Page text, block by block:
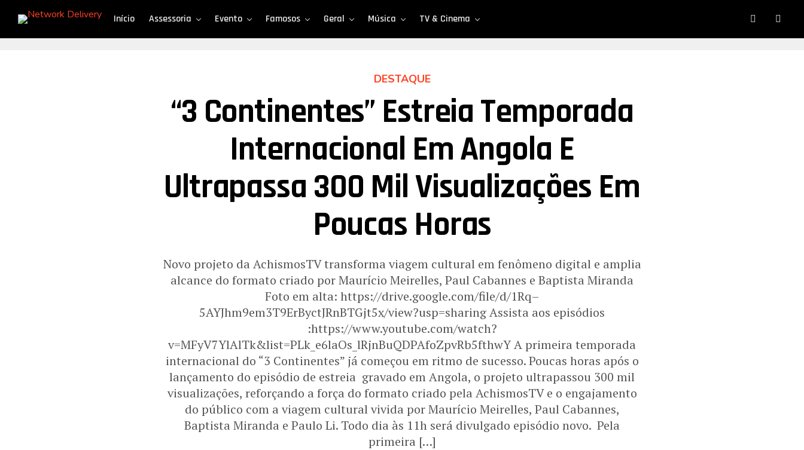
Início Assessoria Evento Famosos Geral Música TV & Cinema
DESTAQUE
“3 Continentes” Estreia Temporada
Internacional Em Angola E
Ultrapassa 300 Mil Visualizações Em
Poucas Horas
Novo projeto da AchismosTV transforma viagem cultural em fenômeno digital e amplia
alcance do formato criado por Maurício Meirelles, Paul Cabannes e Baptista Miranda
Foto em alta: https://drive.google.com/file/d/1Rq–
5AYJhm9em3T9ErByctJRnBTGjt5x/view?usp=sharing Assista aos episódios
:https://www.youtube.com/watch?
v=MFyV7YlAlTk&list=PLk_e6laOs_lRjnBuQDPAfoZpvRb5fthwY A primeira temporada
internacional do “3 Continentes” já começou em ritmo de sucesso. Poucas horas após o
lançamento do episódio de estreia gravado em Angola, o projeto ultrapassou 300 mil
visualizações, reforçando a força do formato criado pela AchismosTV e o engajamento
do público com a viagem cultural vivida por Maurício Meirelles, Paul Cabannes,
Baptista Miranda e Paulo Li. Todo dia às 11h será divulgado episódio novo. Pela
primeira […]